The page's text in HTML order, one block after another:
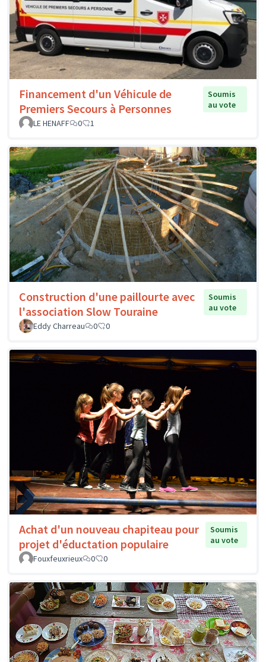
Financement d'un Véhicule de
Premiers Secours à Personnes
Soumis
au vote
LE HENAFF
0 1
Construction d'une paillourte avec
l'association Slow Touraine
Soumis
au vote
Eddy Charreau
0 0
Achat d'un nouveau chapiteau pour
projet d'éductation populaire
Soumis
au vote
Fouxfeuxrieux
0 0